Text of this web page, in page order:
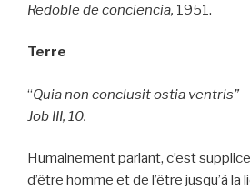
Redoble de conciencia, 1951.
Terre
“Quia non conclusit ostia ventris”
Job III, 10.
Humainement parlant, c’est supplice
d’être homme et de l’être jusqu’à la